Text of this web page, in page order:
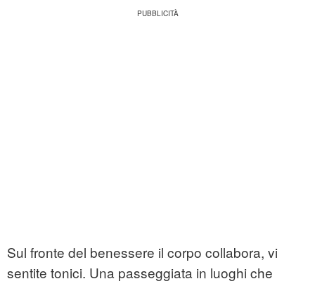
Sul fronte del benessere il corpo collabora, vi
sentite tonici. Una passeggiata in luoghi che